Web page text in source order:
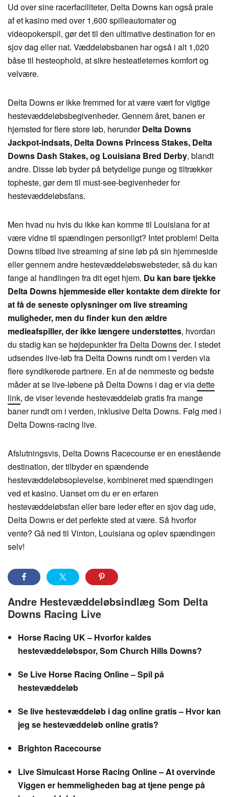
Ud over sine racerfaciliteter, Delta Downs kan også prale
af et kasino med over 1,600 spilleautomater og
videopokerspil, gør det til den ultimative destination for en
sjov dag eller nat. Væddeløbsbanen har også i alt 1,020
båse til hesteophold, at sikre hesteatleternes komfort og
velvære.
Delta Downs er ikke fremmed for at være vært for vigtige
hestevæddeløbsbegivenheder. Gennem året, banen er
hjemsted for flere store løb, herunderDelta Downs
Jackpot-indsats, Delta Downs Princess Stakes, Delta
Downs Dash Stakes, og Louisiana Bred Derby, blandt
andre. Disse løb byder på betydelige punge og tiltrækker
topheste, gør dem til must-see-begivenheder for
hestevæddeløbsfans.
Men hvad nu hvis du ikke kan komme til Louisiana for at
være vidne til spændingen personligt? Intet problem! Delta
Downs tilbød live streaming af sine løb på sin hjemmeside
eller gennem andre hestevæddeløbswebsteder, så du kan
fange al handlingen fra dit eget hjem. Du kan bare tjekke
Delta Downs hjemmeside eller kontakte dem direkte for
at få de seneste oplysninger om live streaming
muligheder, men du finder kun den ældre
medieafspiller, der ikke længere understøttes, hvordan
du stadig kan se højdepunkter fra Delta Downsder. I stedet
udsendes live-løb fra Delta Downs rundt om i verden via
flere syndikerede partnere. En af de nemmeste og bedste
måder at se live-løbene på Delta Downs i dag er viadette
link, de viser levende hestevæddeløb gratis fra mange
baner rundt om i verden, inklusive Delta Downs. Følg med i
Delta Downs-racing live.
Afslutningsvis, Delta Downs Racecourse er en enestående
destination, der tilbyder en spændende
hestevæddeløbsoplevelse, kombineret med spændingen
ved et kasino. Uanset om du er en erfaren
hestevæddeløbsfan eller bare leder efter en sjov dag ude,
Delta Downs er det perfekte sted at være. Så hvorfor
vente? Gå ned til Vinton, Louisiana og oplev spændingen
selv!
Andre Hestevæddeløbsindlæg Som Delta
Downs Racing Live
Horse Racing UK – Hvorfor kaldes
hestevæddeløbspor, Som Church Hills Downs?
Se Live Horse Racing Online – Spil på
hestevæddeløb
Se live hestevæddeløb i dag online gratis – Hvor kan
jeg se hestevæddeløb online gratis?
Brighton Racecourse
Live Simulcast Horse Racing Online – At overvinde
Viggen er hemmeligheden bag at tjene penge på